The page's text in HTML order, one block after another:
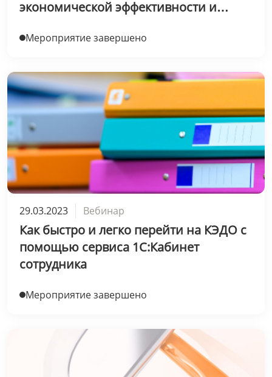
экономической эффективности и
Мероприятие завершено
29.03.2023 Вебинар
Как быстро и легко перейти на КЭДО с
помощью сервиса 1С:Кабинет
сотрудника
Мероприятие завершено